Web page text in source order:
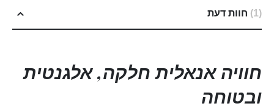
1 חוות דעת
חוויה אנאלית חלקה, אלגנטית
ובטוחה